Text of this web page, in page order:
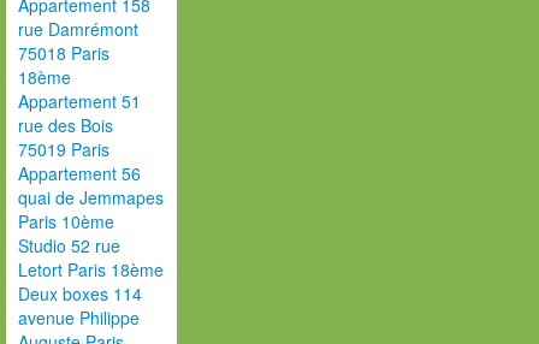
Appartement 158
rue Damrémont
75018 Paris
18ème
Appartement 51
rue des Bois
75019 Paris
Appartement 56
quai de Jemmapes
Paris 10ème
Studio 52 rue
Letort Paris 18ème
Deux boxes 114
avenue Philippe